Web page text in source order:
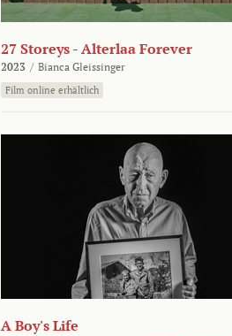
27 Storeys - Alterlaa Forever
2023 / Bianca Gleissinger
Film online erhältlich
A Boy's Life